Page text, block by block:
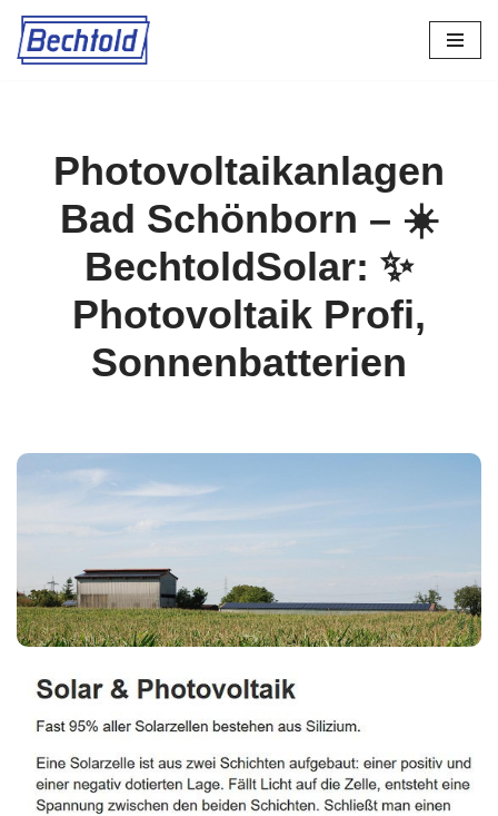
Zum
Photovoltaikanlagen
Bad Schönborn – ☀️
BechtoldSolar: ✨
Photovoltaik Profi,
Sonnenbatterien